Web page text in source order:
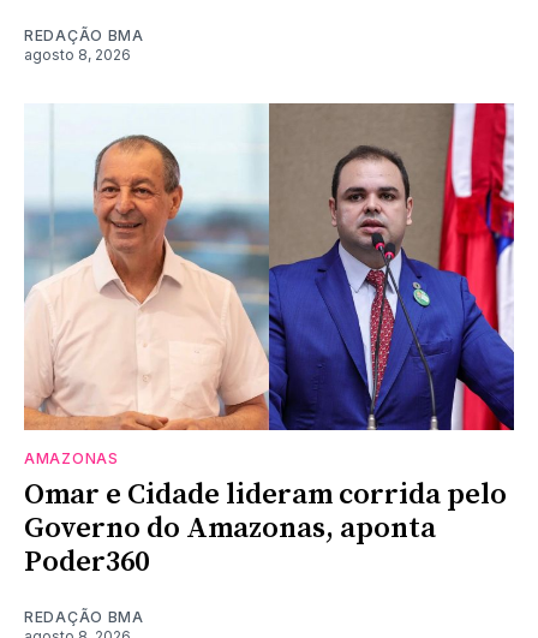
REDAÇÃO BMA
agosto 8, 2026
AMAZONAS
Omar e Cidade lideram corrida pelo
Governo do Amazonas, aponta
Poder360
REDAÇÃO BMA